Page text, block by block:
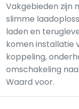
Vakgebieden zijn
slimme
laden en
komen installatie
koppeling,
omschakeling
Waard voor.